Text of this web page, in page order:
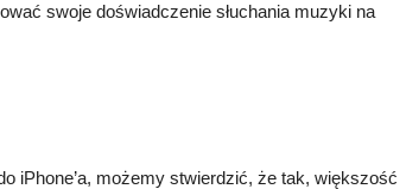
swoje doświadczenie słuchania muzyki na
iPhone’a, możemy stwierdzić, że tak, większość